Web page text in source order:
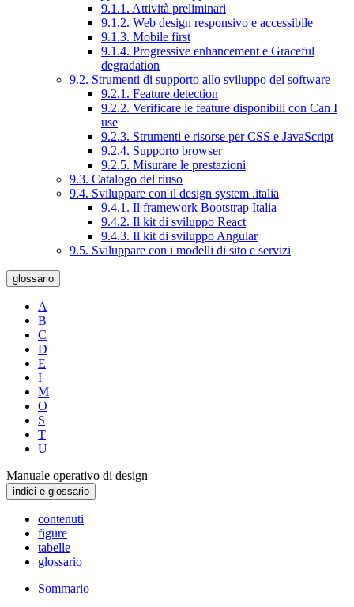
9.1.1. Attività preliminari
9.1.2. Web design responsivo e accessibile
9.1.3. Mobile first
9.1.4. Progressive enhancement e Graceful
degradation
9.2. Strumenti di supporto allo sviluppo del software
9.2.1. Feature detection
9.2.2. Verificare le feature disponibili con Can I
use
9.2.3. Strumenti e risorse per CSS e JavaScript
9.2.4. Supporto browser
9.2.5. Misurare le prestazioni
9.3. Catalogo del riuso
9.4. Sviluppare con il design system .italia
9.4.1. Il framework Bootstrap Italia
9.4.2. Il kit di sviluppo React
9.4.3. Il kit di sviluppo Angular
9.5. Sviluppare con i modelli di sito e servizi
glossario
A
B
C
D
E
I
M
O
S
T
U
Manuale operativo di design
indici e glossario
contenuti
figure
tabelle
glossario
Sommario